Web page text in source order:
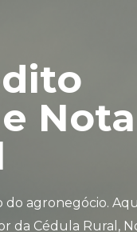
Nota
agronegócio.
da Cédula Rural,